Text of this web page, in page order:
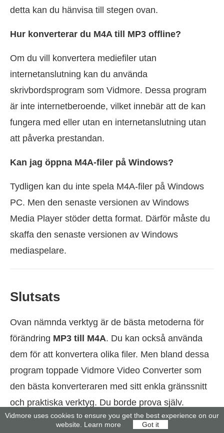
detta kan du hänvisa till stegen ovan.
Hur konverterar du M4A till MP3 offline?
Om du vill konvertera mediefiler utan
internetanslutning kan du använda
skrivbordsprogram som Vidmore. Dessa program
är inte internetberoende, vilket innebär att de kan
fungera med eller utan en internetanslutning utan
att påverka prestandan.
Kan jag öppna M4A-filer på Windows?
Tydligen kan du inte spela M4A-filer på Windows
PC. Men den senaste versionen av Windows
Media Player stöder detta format. Därför måste du
skaffa den senaste versionen av Windows
mediaspelare.
Slutsats
Ovan nämnda verktyg är de bästa metoderna för
förändring MP3 till M4A. Du kan också använda
dem för att konvertera olika filer. Men bland dessa
program toppade Vidmore Video Converter som
den bästa konverteraren med sitt enkla gränssnitt
och praktiska verktyg. Du borde prova själv.
Vidmore uses cookies to ensure you get the best experience on our
website. Learn more Got it